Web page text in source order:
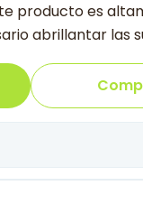
producto es
abrillantar las